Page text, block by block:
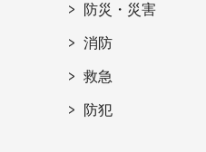
防災・災害
消防
救急
防犯